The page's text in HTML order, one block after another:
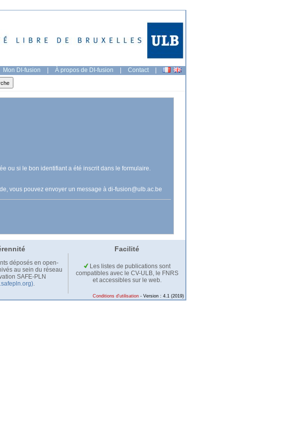
Mon DI-fusion | À propos de DI-fusion | Contact |
ou si le bon identifiant a été inscrit dans le formulaire.
vous pouvez envoyer un message à di-fusion@ulb.ac.be
Facilité
déposés en open-
au sein du réseau
SAFE-PLN
.
Les listes de publications sont
compatibles avec le CV-ULB, le FNRS
et accessibles sur le web.
Conditions d'utilisation - Version : 4.1 (2019)